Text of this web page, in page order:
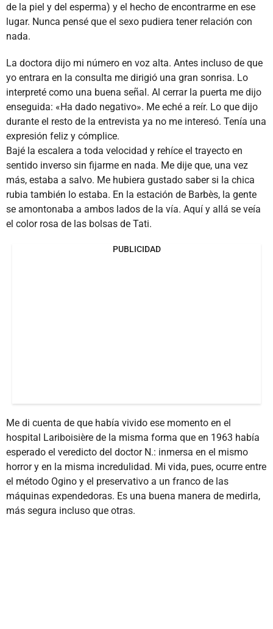
de la piel y del esperma) y el hecho de encontrarme en ese
lugar. Nunca pensé que el sexo pudiera tener relación con
nada.
La doctora dijo mi número en voz alta. Antes incluso de que
yo entrara en la consulta me dirigió una gran sonrisa. Lo
interpreté como una buena señal. Al cerrar la puerta me dijo
enseguida: «Ha dado negativo». Me eché a reír. Lo que dijo
durante el resto de la entrevista ya no me interesó. Tenía una
expresión feliz y cómplice.
Bajé la escalera a toda velocidad y rehíce el trayecto en
sentido inverso sin fijarme en nada. Me dije que, una vez
más, estaba a salvo. Me hubiera gustado saber si la chica
rubia también lo estaba. En la estación de Barbès, la gente
se amontonaba a ambos lados de la vía. Aquí y allá se veía
el color rosa de las bolsas de Tati.
PUBLICIDAD
Me di cuenta de que había vivido ese momento en el
hospital Lariboisière de la misma forma que en 1963 había
esperado el veredicto del doctor N.: inmersa en el mismo
horror y en la misma incredulidad. Mi vida, pues, ocurre entre
el método Ogino y el preservativo a un franco de las
máquinas expendedoras. Es una buena manera de medirla,
más segura incluso que otras.